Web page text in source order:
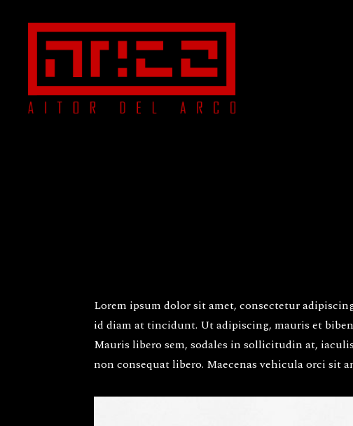
Lorem ipsum dolor sit amet, consectetur
id diam at tincidunt. Ut adipiscing, mauris et
Mauris libero sem, sodales in sollicitudin at,
non consequat libero. Maecenas vehicula orci sit